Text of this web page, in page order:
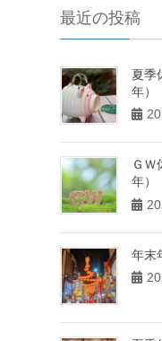
最近の投稿
夏季
年）
ＧＷ
年）
年末